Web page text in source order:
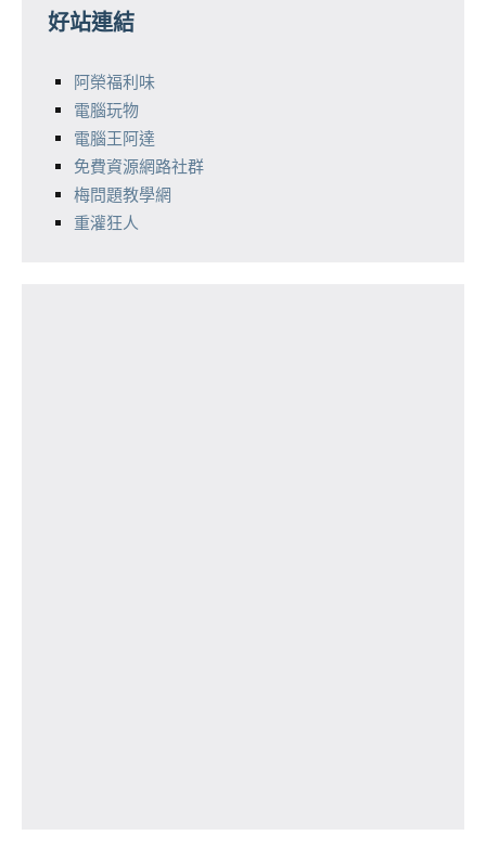
好站連結
阿榮福利味
電腦玩物
電腦王阿達
免費資源網路社群
梅問題教學網
重灌狂人